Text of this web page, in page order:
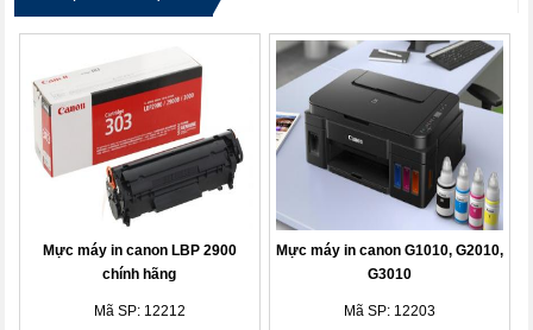
Mực máy in canon LBP 2900
chính hãng
Mã SP: 12212
Mực máy in canon G1010, G2010,
G3010
Mã SP: 12203